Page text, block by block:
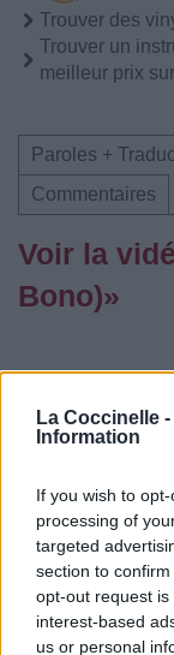
La Coccinelle -
Information
If you wish to
processing of
targeted
section to
opt-out request
interest-based
us or personal
Trouver des
Trouver un
meilleur prix sur
Paroles +
Commentaires
Voir la
Bono)»
Commentaires
Dire «merci»